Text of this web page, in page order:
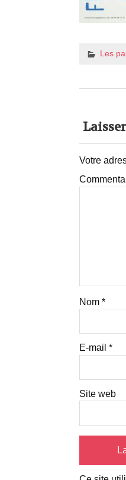
Les
Votre
Nom *
E-mail *
Site web